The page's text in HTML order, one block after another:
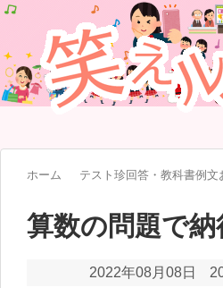
ホーム テスト珍回答・教科書例文
算数の問題で
2022年08月08日